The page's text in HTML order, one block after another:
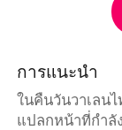
การแนะนำ
ในคืนวันวาเลน
แปลกหน้าที่กำลั